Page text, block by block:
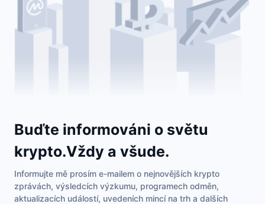
Trendující
Sporty
Finance
Technologie
Kryptoměnové ETF
RSI
MACD
Deriváty
x402
Zprávy
Videa
Slovník
Kampaně
Buďte informováni o světu
krypto.Vždy a všude.
Informujte mě prosím e-mailem o nejnovějších krypto
zprávách, výsledcích výzkumu, programech odměn,
aktualizacích událostí, uvedeních mincí na trh a dalších